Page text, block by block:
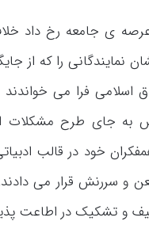
ی جامعه رخ داد
را که از
فرا می خواندند
به جای طرح مشکلات
خود در قالب
و سررنش قرار می
و تشکیک در اطاعت